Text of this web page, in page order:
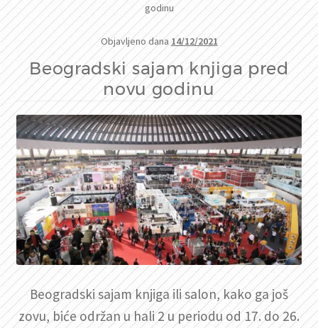
USLUGE
AKTUELNO
KONTAKT
PRETRAGA
godinu
Objavljeno dana14/12/2021
Beogradski sajam knjiga pred
novu godinu
Beogradski sajam knjiga ili salon, kako ga još
zovu, biće održan u hali 2 u periodu od 17. do 26.